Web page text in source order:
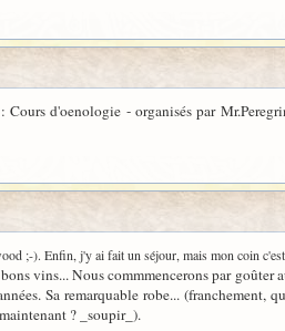
d'oenologie - organisés par
;-). Enfin, j'y ai fait un séjour, mais mon coin
vins... Nous commmencerons par
Sa remarquable robe...
? _soupir_).